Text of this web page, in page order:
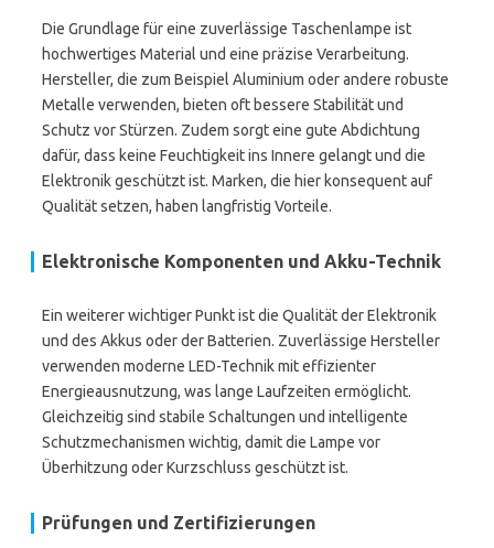
Die Grundlage für eine zuverlässige Taschenlampe ist
hochwertiges Material und eine präzise Verarbeitung.
Hersteller, die zum Beispiel Aluminium oder andere robuste
Metalle verwenden, bieten oft bessere Stabilität und
Schutz vor Stürzen. Zudem sorgt eine gute Abdichtung
dafür, dass keine Feuchtigkeit ins Innere gelangt und die
Elektronik geschützt ist. Marken, die hier konsequent auf
Qualität setzen, haben langfristig Vorteile.
Elektronische Komponenten und Akku-Technik
Ein weiterer wichtiger Punkt ist die Qualität der Elektronik
und des Akkus oder der Batterien. Zuverlässige Hersteller
verwenden moderne LED-Technik mit effizienter
Energieausnutzung, was lange Laufzeiten ermöglicht.
Gleichzeitig sind stabile Schaltungen und intelligente
Schutzmechanismen wichtig, damit die Lampe vor
Überhitzung oder Kurzschluss geschützt ist.
Prüfungen und Zertifizierungen